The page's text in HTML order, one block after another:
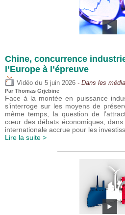
Chine, concurrence
l’Europe à l’épreuve
Vidéo du 5 juin 2026 - Dans les
Par Thomas Grjebine
Face à la montée en puissance
s’interroge sur les moyens de
même temps, la question de
cœur des débats économiques,
internationale accrue pour les
Lire la suite >